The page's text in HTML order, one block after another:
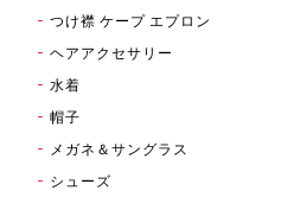
つけ襟 ケープ エプロン
ヘアアクセサリー
水着
帽子
メガネ＆サングラス
シューズ